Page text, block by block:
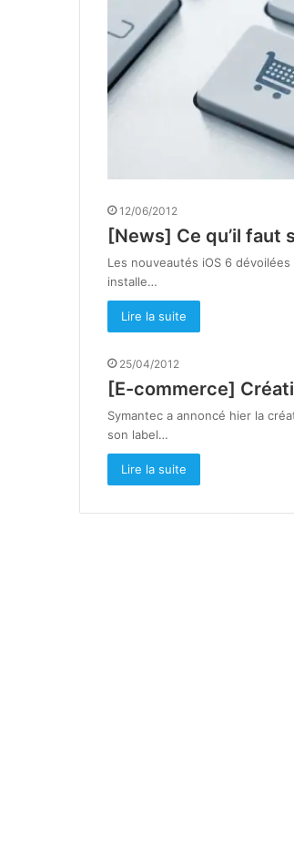
12/06/2012
[News] Ce qu’il faut
Les nouveautés iOS 6
installe…
Lire la suite
25/04/2012
[E-commerce]
Symantec a annoncé hier la
son label…
Lire la suite